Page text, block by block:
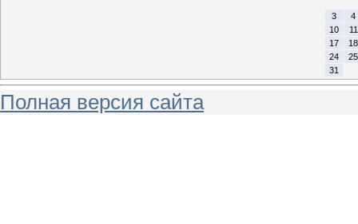
3
4
10
11
17
18
24
25
31
Полная версия сайта